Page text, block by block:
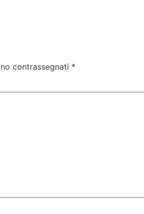
contrassegnati *